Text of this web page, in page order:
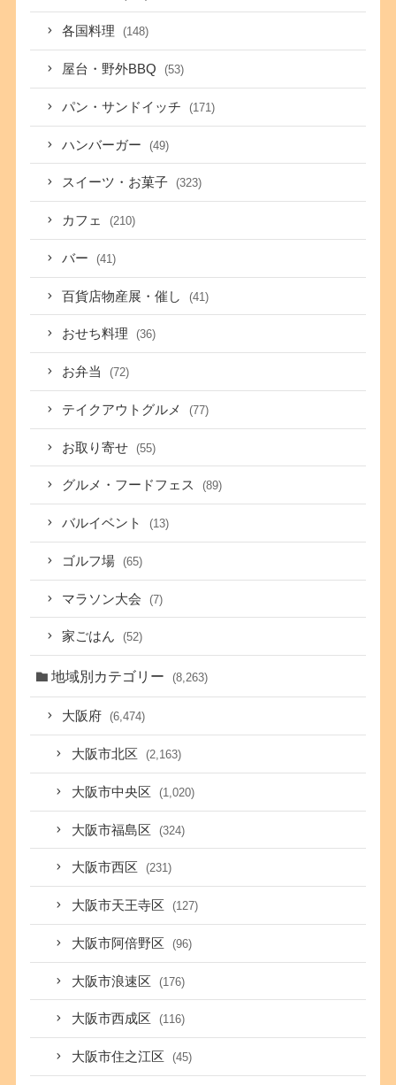
各国料理 (148)
屋台・野外BBQ (53)
パン・サンドイッチ (171)
ハンバーガー (49)
スイーツ・お菓子 (323)
カフェ (210)
バー (41)
百貨店物産展・催し (41)
おせち料理 (36)
お弁当 (72)
テイクアウトグルメ (77)
お取り寄せ (55)
グルメ・フードフェス (89)
バルイベント (13)
ゴルフ場 (65)
マラソン大会 (7)
家ごはん (52)
地域別カテゴリー (8,263)
大阪府 (6,474)
大阪市北区 (2,163)
大阪市中央区 (1,020)
大阪市福島区 (324)
大阪市西区 (231)
大阪市天王寺区 (127)
大阪市阿倍野区 (96)
大阪市浪速区 (176)
大阪市西成区 (116)
大阪市住之江区 (45)